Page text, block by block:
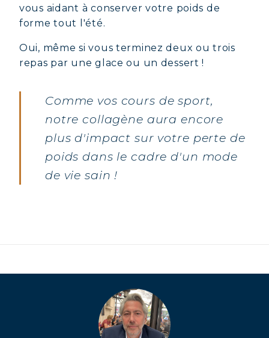
COLLAGÈNE MARIN : PEAU,
COVÉLINE, SÉRUM EXPERT
CHEVEUX & ONGLES SUBLIMES
COLLAGÈNE SPORT : FORCE,
ENDURANCE & RÉCUPÉRATION
COLLAGÈNE DÉTOX : AFFINEZ ET
RAFFERMISSEZ VOTRE CORPS
IMMUNITÉ NATURELLEMENT
vous aidant à conserver votre poids de
forme tout l'été.
Oui, même si vous terminez deux ou trois
repas par une glace ou un dessert !
Comme vos cours de sport,
notre collagène aura encore
plus d'impact sur votre perte de
poids dans le cadre d'un mode
de vie sain !